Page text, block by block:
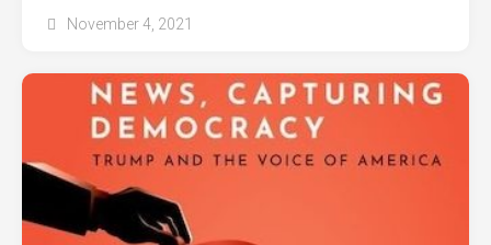
November 4, 2021